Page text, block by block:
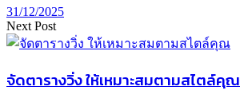
31/12/2025
Next Post
จัดตารางวิ่ง ให้เหมาะสมตามสไตล์คุณ